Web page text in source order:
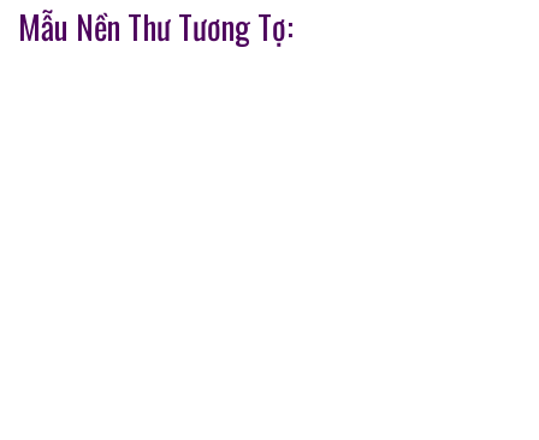
Mẫu Nền Thư Tương Tợ: